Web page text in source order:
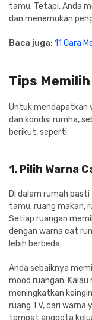
tamu. Tetapi, Anda
dan menemukan
Baca juga: 11 Cara
Tips
Untuk mendapatkan
dan kondisi rumha,
berikut, seperti:
1. Pilih Warna
Di dalam rumah
tamu, ruang makan,
Setiap ruangan
dengan warna cat
lebih berbeda.
Anda sebaiknya
mood ruangan.
meningkatkan
ruang TV, cari warna